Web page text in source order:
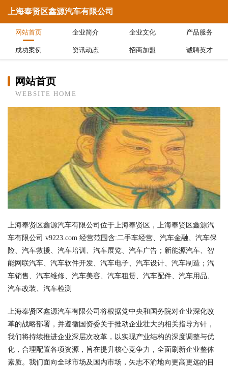
上海奉贤区鑫源汽车有限公司
网站首页 企业简介 企业文化 产品服务
成功案例 资讯动态 招商加盟 诚聘英才
网站首页
WEBSITE HOME
上海奉贤区鑫源汽车有限公司位于上海奉贤区，上海奉贤区鑫源汽
车有限公司 v9223.com 经营范围含:二手车经营、汽车金融、汽车保
险、汽车救援、汽车培训、汽车展览、汽车广告；新能源汽车、智
能网联汽车、汽车软件开发、汽车电子、汽车设计、汽车制造；汽
车销售、汽车维修、汽车美容、汽车租赁、汽车配件、汽车用品、
汽车改装、汽车检测
上海奉贤区鑫源汽车有限公司将根据党中央和国务院对企业深化改
革的战略部署，并遵循国资委关于推动企业壮大的相关指导方针，
我们将持续推进企业深层次改革，以实现产业结构的深度调整与优
化，合理配置各项资源，旨在提升核心竞争力，全面刷新企业整体
素质。我们面向全球市场及国内市场，矢志不渝地向更高更远的目